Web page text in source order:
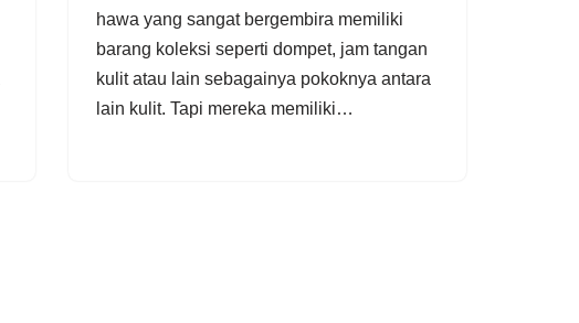
hawa yang sangat bergembira memiliki
barang koleksi seperti dompet, jam tangan
kulit atau lain sebagainya pokoknya antara
lain kulit. Tapi mereka memiliki…